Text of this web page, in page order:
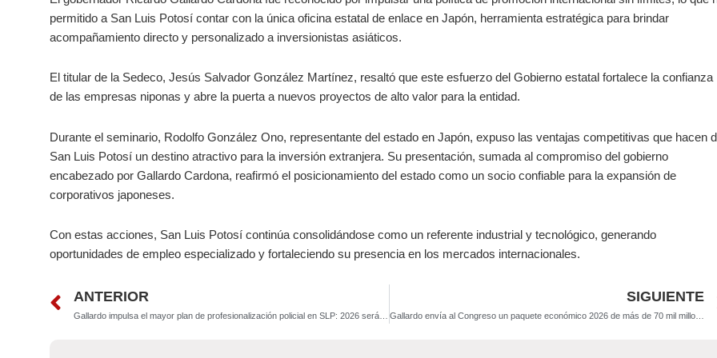
permitido a San Luis Potosí contar con la única oficina estatal de enlace en Japón, herramienta estratégica para brindar
acompañamiento directo y personalizado a inversionistas asiáticos.
El titular de la Sedeco, Jesús Salvador González Martínez, resaltó que este esfuerzo del Gobierno estatal fortalece la confianza
de las empresas niponas y abre la puerta a nuevos proyectos de alto valor para la entidad.
Durante el seminario, Rodolfo González Ono, representante del estado en Japón, expuso las ventajas competitivas que hacen
San Luis Potosí un destino atractivo para la inversión extranjera. Su presentación, sumada al compromiso del gobierno
encabezado por Gallardo Cardona, reafirmó el posicionamiento del estado como un socio confiable para la expansión de
corporativos japoneses.
Con estas acciones, San Luis Potosí continúa consolidándose como un referente industrial y tecnológico, generando
oportunidades de empleo especializado y fortaleciendo su presencia en los mercados internacionales.
Prev
ANTERIOR SIGUIENTE
Gallardo envía al Congreso un paquete económico 2026 de más de 70 mil millones; arranca análisis legislativo